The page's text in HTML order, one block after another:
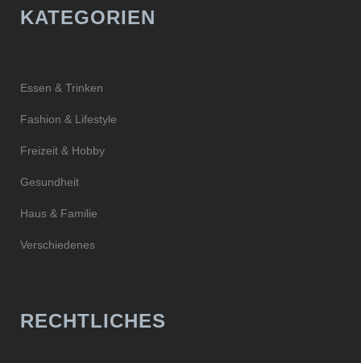
KATEGORIEN
Essen & Trinken
Fashion & Lifestyle
Freizeit & Hobby
Gesundheit
Haus & Familie
Verschiedenes
RECHTLICHES